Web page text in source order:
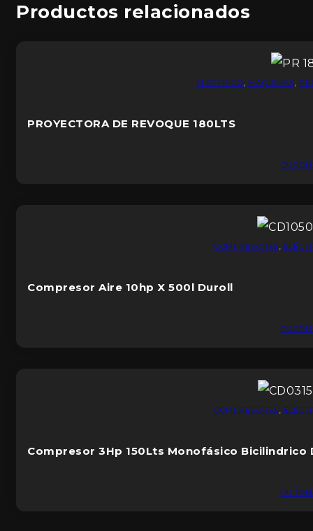
Productos relacionados
ELÉCTRICO, MAQUINAS,
PROYECTORA DE REVOQUE 180LTS
COMPRESORES,
Compresor Aire 10hp X 500l Duroll
COMPRESORES
Compresor 3Hp 150Lts Monofásico Bicilindrico